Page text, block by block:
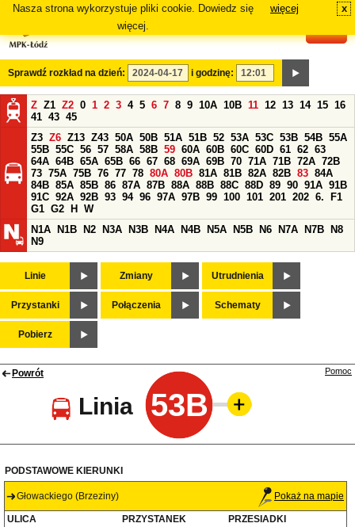
Nasza strona wykorzystuje pliki cookie. Dowiedz się
więcej.
więcej x
Sprawdź rozkład na dzień: i godzinę:
Z Z1 Z2 0 1 2 3 4 5 6 7 8 9 10A 10B 11 12 13 14 15 16
41 43 45
Z3 Z6 Z13 Z43 50A 50B 51A 51B 52 53A 53C 53B 54B 55A
55B 55C 56 57 58A 58B 59 60A 60B 60C 60D 61 62 63
64A 64B 65A 65B 66 67 68 69A 69B 70 71A 71B 72A 72B
73 75A 75B 76 77 78 80A 80B 81A 81B 82A 82B 83 84A
84B 85A 85B 86 87A 87B 88A 88B 88C 88D 89 90 91A 91B
91C 92A 92B 93 94 96 97A 97B 99 100 101 201 202 6.
F1
G1 G2 H
W
N1A
N1B N2 N3A N3B N4A N4B N5A N5B N6 N7A N7B
N8
N9
Linie Zmiany Utrudnienia
Przystanki Połączenia Schematy
Pobierz
Powrót
Linia 53B
Pomoc
PODSTAWOWE KIERUNKI
Głowackiego (Brzeziny) Pokaż na mapie
ULICA PRZYSTANEK
PRZESIADKI